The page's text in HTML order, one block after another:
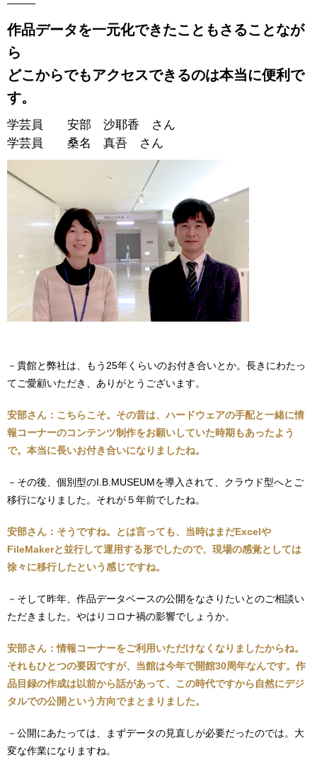
作品データを一元化できたこともさることなが
ら
どこからでもアクセスできるのは本当に便利で
す。
学芸員 安部 沙耶香 さん
学芸員 桑名 真吾 さん
－貴館と弊社は、もう25年くらいのお付き合いとか。長きにわたっ
てご愛顧いただき、ありがとうございます。
安部さん：こちらこそ。その昔は、ハードウェアの手配と一緒に情
報コーナーのコンテンツ制作をお願いしていた時期もあったよう
で。本当に長いお付き合いになりましたね。
－その後、個別型のI.B.MUSEUMを導入されて、クラウド型へとご
移行になりました。それが５年前でしたね。
安部さん：そうですね。とは言っても、当時はまだExcelや
FileMakerと並行して運用する形でしたので、現場の感覚としては
徐々に移行したという感じですね。
－そして昨年、作品データベースの公開をなさりたいとのご相談い
ただきました。やはりコロナ禍の影響でしょうか。
安部さん：情報コーナーをご利用いただけなくなりましたからね。
それもひとつの要因ですが、当館は今年で開館30周年なんです。作
品目録の作成は以前から話があって、この時代ですから自然にデジ
タルでの公開という方向でまとまりました。
－公開にあたっては、まずデータの見直しが必要だったのでは。大
変な作業になりますね。